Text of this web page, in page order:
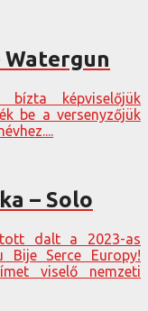
Watergun
képviselőjük
be a versenyzőjük
– Solo
dalt a 2023-as
Bije Serce Europy!
viselő nemzeti